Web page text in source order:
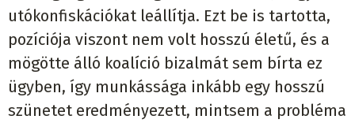
utókonfiskációkat leállítja. Ezt be is tartotta,
pozíciója viszont nem volt hosszú életű, és a
mögötte álló koalíció bizalmát sem bírta ez
ügyben, így munkássága inkább egy hosszú
szünetet eredményezett, mintsem a probléma